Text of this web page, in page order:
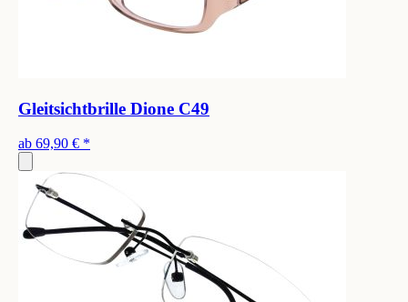
Gleitsichtbrille Dione C49
ab 69,90 € *